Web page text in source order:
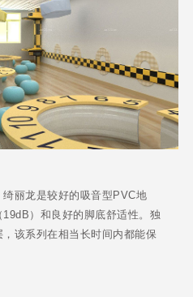
丽龙是较好的吸音型PVC地
）和良好的脚底舒适性。独
该系列在相当长时间内都能保